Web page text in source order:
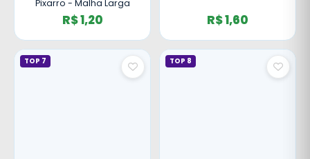
Pixarro - Malha Larga
R$ 1,20 R$ 1,60
TOP 7 TOP 8